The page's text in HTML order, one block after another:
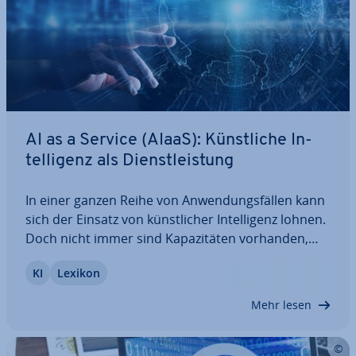
AI as a Service (AIaaS): Künst­li­che In­
tel­li­genz als Dienst­leis­tung
In einer ganzen Reihe von An­wen­dungs­fäl­len kann
sich der Einsatz von künst­li­cher In­tel­li­genz lohnen.
Doch nicht immer sind Ka­pa­zi­tä­ten vorhanden,
AI as a Service ist in diesen Fällen eine Lösung.
KI Lexikon
Mehr lesen